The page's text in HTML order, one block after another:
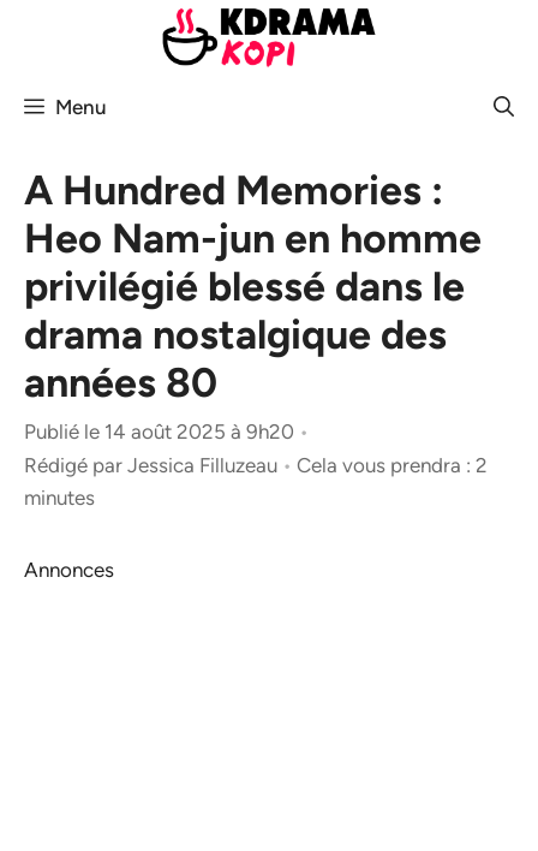
Menu
A Hundred Memories :
Heo Nam-jun en homme
privilégié blessé dans le
drama nostalgique des
années 80
Publié le 14 août 2025 à 9h20 •
Rédigé par Jessica Filluzeau • Cela vous prendra : 2
minutes
Annonces